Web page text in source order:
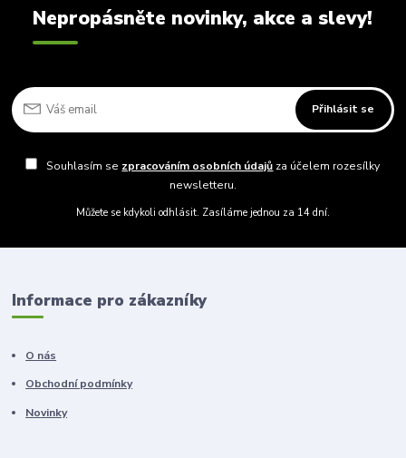
Nepropásněte novinky, akce a slevy!
Přihlásit se
Souhlasím se zpracováním osobních údajů za účelem rozesílky
newsletteru.
Můžete se kdykoli odhlásit. Zasíláme jednou za 14 dní.
Informace pro zákazníky
O nás
Obchodní podmínky
Novinky